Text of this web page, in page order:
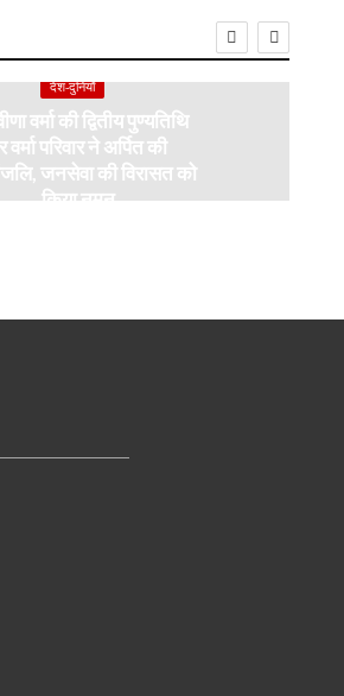
देश-दुनियाँ
वर्मा की द्वितीय पुण्यतिथि
वर्मा परिवार ने अर्पित की
जनसेवा की विरासत को
किया नमन